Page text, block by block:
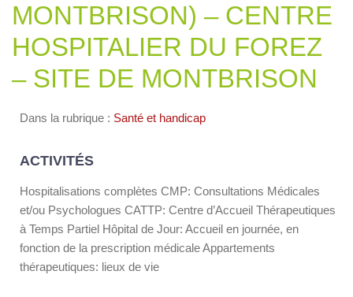
MONTBRISON) – CENTRE
HOSPITALIER DU FOREZ
– SITE DE MONTBRISON
Dans la rubrique : Santé et handicap
ACTIVITÉS
Hospitalisations complètes CMP: Consultations Médicales
et/ou Psychologues CATTP: Centre d’Accueil Thérapeutiques
à Temps Partiel Hôpital de Jour: Accueil en journée, en
fonction de la prescription médicale Appartements
thérapeutiques: lieux de vie